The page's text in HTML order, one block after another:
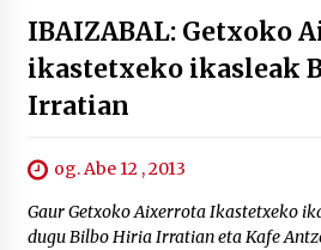
IBAIZABAL: Getxoko
ikastetxeko ikasleak
Irratian
og. Abe 12 , 2013
Gaur Getxoko Aixerrota Ikastetxeko
dugu Bilbo Hiria Irratian eta Kafe